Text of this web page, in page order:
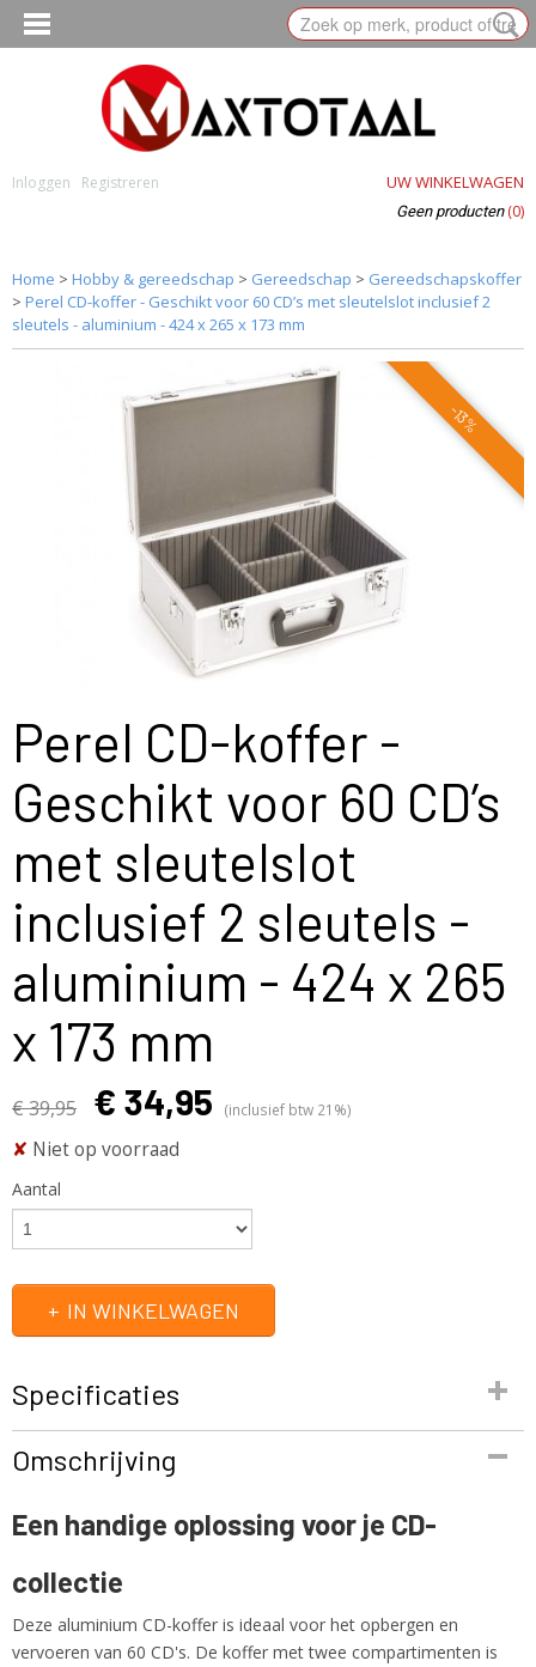
Inloggen Registreren UW WINKELWAGEN
Geen producten (0)
Home > Hobby & gereedschap > Gereedschap > Gereedschapskoffer
> Perel CD-koffer - Geschikt voor 60 CD’s met sleutelslot inclusief 2
sleutels - aluminium - 424 x 265 x 173 mm
-13%
Perel CD-koffer -
Geschikt voor 60 CD’s
met sleutelslot
inclusief 2 sleutels -
aluminium - 424 x 265
x 173 mm
€ 39,95 € 34,95 (inclusief btw 21%)
✘ Niet op voorraad
Aantal
IN WINKELWAGEN
Specificaties
1823-424
5411257108947
1823-424
1,00 Kg
Omschrijving
Een handige oplossing voor je CD-
collectie
Deze aluminium CD-koffer is ideaal voor het opbergen en
vervoeren van 60 CD's. De koffer met twee compartimenten is